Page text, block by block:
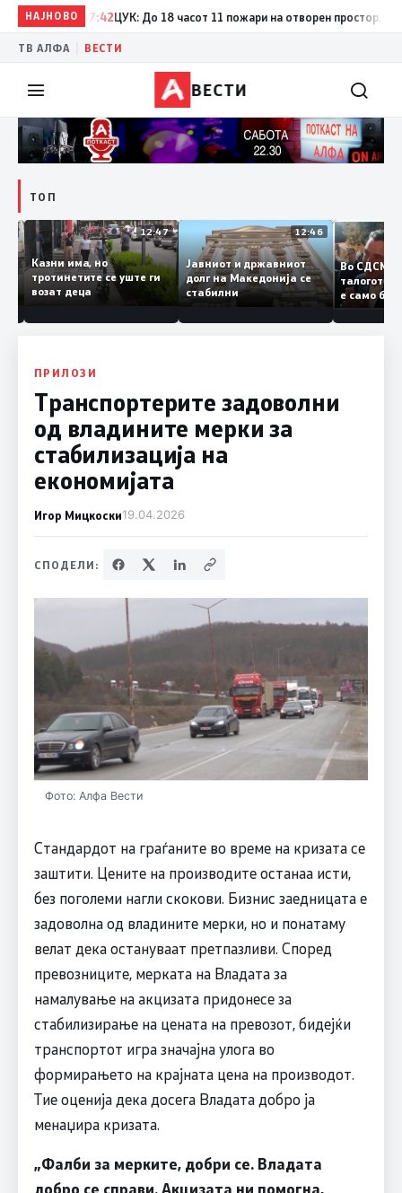
НАЈНОВО
17:42 ЦУК: До 18 часот 11 пожари на отворен простор, од кои
ТВ АЛФА ВЕСТИ
ВЕСТИ
ТОП
12:50
и
12:47
Казни има, но
тротинетите се уште ги
возат деца
12:46
Јавниот и државниот
долг на Македонија се
стабилни
Во
е само
копија
Заев
ПРИЛОЗИ
Транспортерите задоволни
од владините мерки за
стабилизација на
економијата
Игор Мицкоски19.04.2026
СПОДЕЛИ:
Фото: Алфа Вести
Стандардот на граѓаните во време на кризата се
заштити. Цените на производите останаа исти,
без поголеми нагли скокови. Бизнис заедницата е
задоволна од владините мерки, но и понатаму
велат дека остануваат претпазливи. Според
превозниците, мерката на Владата за
намалување на акцизата придонесе за
стабилизирање на цената на превозот, бидејќи
транспортот игра значајна улога во
формирањето на крајната цена на производот.
Тие оценија дека досега Владата добро ја
менаџира кризата.
„Фалби за мерките, добри се. Владата
добро се справи. Акцизата ни помогна,